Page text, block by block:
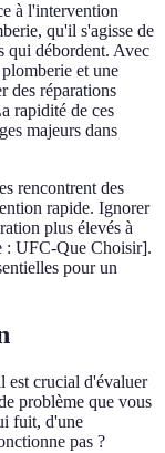
à l'intervention
qu'il s'agisse de
qui débordent. Avec
et une
des réparations
rapidité de ces
majeurs dans
rencontrent des
rapide. Ignorer
plus élevés à
: UFC-Que Choisir].
pour un
est crucial d'évaluer
problème que vous
fuit, d'une
pas ?